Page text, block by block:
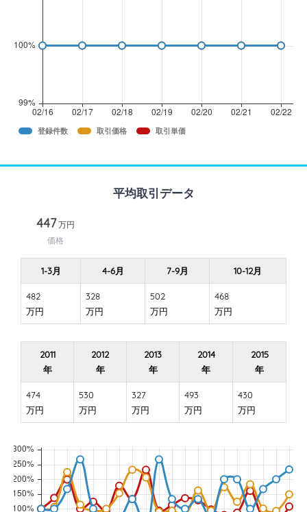
登録件数 取引価格 取引単価
平均取引データ
447万円
価格
1-3月 4-6月 7-9月 10-12月
482
万円
328
万円
502
万円
468
万円
2011
年
2012
年
2013
年
2014
年
2015
年
474
万円
530
万円
327
万円
493
万円
430
万円